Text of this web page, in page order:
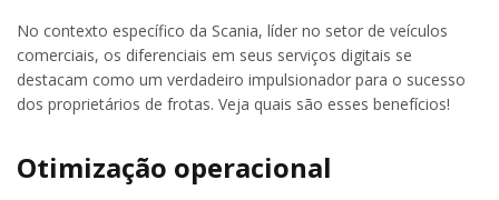
No contexto específico da Scania, líder no setor de veículos
comerciais, os diferenciais em seus serviços digitais se
destacam como um verdadeiro impulsionador para o sucesso
dos proprietários de frotas. Veja quais são esses benefícios!
Otimização operacional